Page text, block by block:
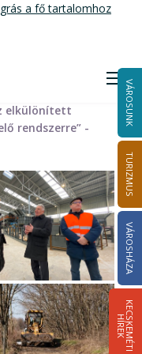
a fő tartalomhoz
VÁROSUNK
TURIZMUS
VÁROSHÁZA
K
E
C
S
K
E
M
É
T
I
HÍ
R
E
K
a Duna-Tisza
elkülönített
rendszerre” -